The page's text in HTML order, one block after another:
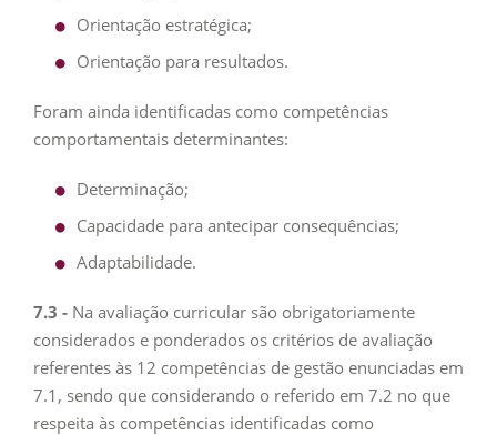
Orientação estratégica;
Orientação para resultados.
Foram ainda identificadas como competências
comportamentais determinantes:
Determinação;
Capacidade para antecipar consequências;
Adaptabilidade.
7.3 - Na avaliação curricular são obrigatoriamente
considerados e ponderados os critérios de avaliação
referentes às 12 competências de gestão enunciadas em
7.1, sendo que considerando o referido em 7.2 no que
respeita às competências identificadas como